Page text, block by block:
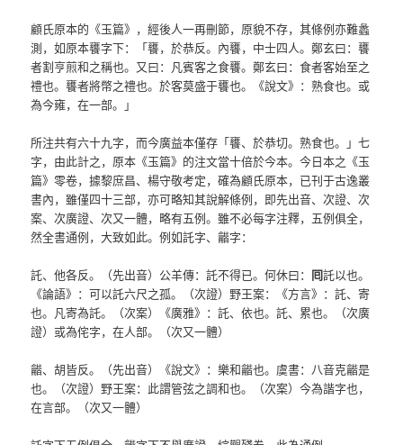
顧氏原本的《玉篇》，經後人一再刪節，原貌不存，其條例亦難蠡
測，如原本饔字下：「饔，於恭反。內饔，中士四人。鄭玄曰：饔
者割亨煎和之稱也。又曰：凡賓客之食饔。鄭玄曰：食者客始至之
禮也。饔者將幣之禮也。於客莫盛于饔也。《說文》：熟食也。或
為今雍，在一部。」
所注共有六十九字，而今廣益本僅存「饔、於恭切。熟食也。」七
字，由此計之，原本《玉篇》的注文當十倍於今本。今日本之《玉
篇》零卷，據黎庶昌、楊守敬考定，確為顧氏原本，已刊于古逸叢
書內，雖僅四十三部，亦可略知其說解條例，即先出音、次證、次
案、次廣證、次又一體，略有五例。雖不必每字注釋，五例俱全，
然全書通例，大致如此。例如託字、龤字：
託、他各反。（先出音）公羊傳：託不得已。何休曰： 囘託以也。
《論語》：可以託六尺之孤。（次證）野王案：《方言》：託、寄
也。凡寄為託。（次案）《廣雅》：託、依也。託、累也。（次廣
證）或為侘字，在人部。（次又一體）
龤、胡皆反。（先出音）《說文》：樂和龤也。虞書：八音克龤是
也。（次證）野王案：此謂管弦之調和也。（次案）今為諧字也，
在言部。（次又一體）